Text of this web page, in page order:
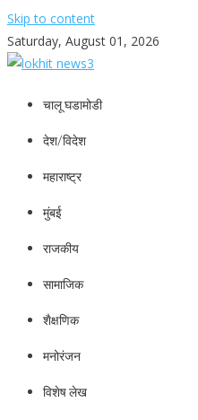
Skip to content
Saturday, August 01, 2026
lokhit news3
lokhit news 3
चालू घडामोडी
देश/विदेश
महाराष्ट्र
मुंबई
राजकीय
सामाजिक
शैक्षणिक
मनोरंजन
विशेष लेख